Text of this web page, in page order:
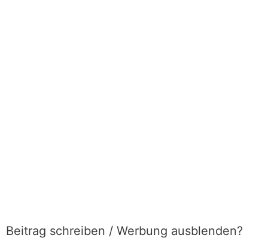
Beitrag schreiben / Werbung ausblenden?